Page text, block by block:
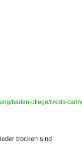
baden-pflege/c/kids-
trocken sind